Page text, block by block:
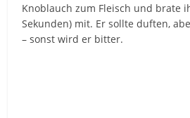
Knoblauch zum Fleisch und brate
Sekunden) mit. Er sollte duften,
– sonst wird er bitter.